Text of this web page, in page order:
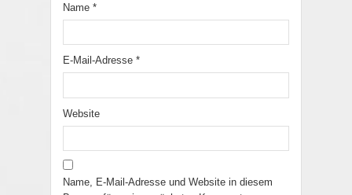
Name *
E-Mail-Adresse *
Website
Name, E-Mail-Adresse und Website in diesem